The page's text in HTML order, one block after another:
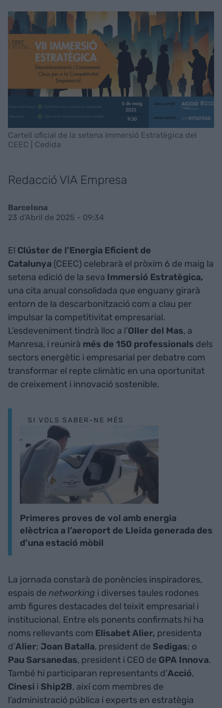
Cartell oficial de la setena Immersió Estratègica del
CEEC | Cedida
Redacció VIA Empresa
Barcelona
23 d'Abril de 2025 - 09:34
El Clúster de l’Energia Eficient de
Catalunya (CEEC) celebrarà el pròxim 6 de maig la
setena edició de la seva Immersió Estratègica,
una cita anual consolidada que enguany girarà
entorn de la descarbonització com a clau per
impulsar la competitivitat empresarial.
L’esdeveniment tindrà lloc a l’Oller del Mas, a
Manresa, i reunirà més de 150 professionals dels
sectors energètic i empresarial per debatre com
transformar el repte climàtic en una oportunitat
de creixement i innovació sostenible.
SI VOLS SABER-NE MÉS
Primeres proves de vol amb energia
elèctrica a l’aeroport de Lleida generada des
d’una estació mòbil
La jornada constarà de ponències inspiradores,
espais de networking i diverses taules rodones
amb figures destacades del teixit empresarial i
institucional. Entre els ponents confirmats hi ha
noms rellevants com Elisabet Alier, presidenta
d’Alier; Joan Batalla, president de Sedigas; o
Pau Sarsanedas, president i CEO de GPA Innova.
També hi participaran representants d’Acció,
Cinesi i Ship2B, així com membres de
l’administració pública i experts en estratègia